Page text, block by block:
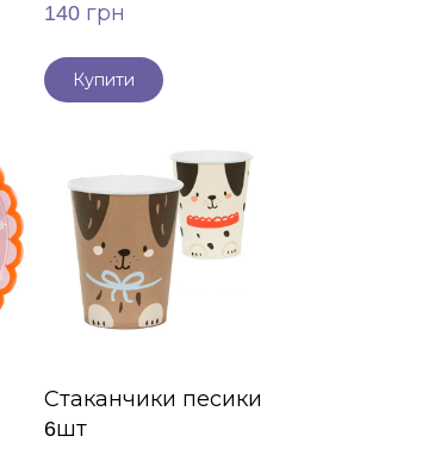
140 грн
Купити
Стаканчики песики
6шт